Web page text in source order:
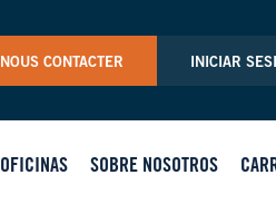
NOUS CONTACTER INICIAR
OFICINAS SOBRE NOSOTROS